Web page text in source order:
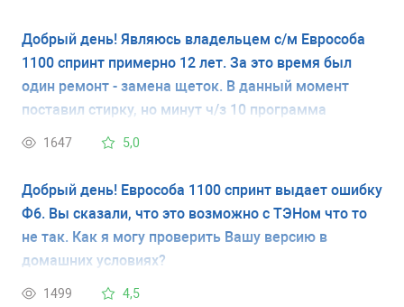
Добрый день! Являюсь владельцем с/м Еврособа
1100 спринт примерно 12 лет. За это время был
один ремонт - замена щеток. В данный момент
поставил стирку, но минут ч/з 10 программа
остановилась и выдала ошибку Ф6. Перезагрузил,
режиме - результат тот же. Что это за проблема?
1647 5,0
Добрый день! Еврособа 1100 спринт выдает ошибку
Ф6. Вы сказали, что это возможно с ТЭНом что то
не так. Как я могу проверить Вашу версию в
домашних условиях?
1499 4,5